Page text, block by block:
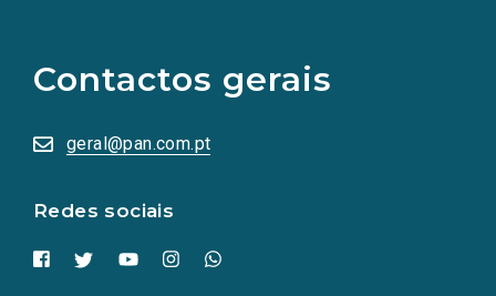
Contactos gerais
geral@pan.com.pt
Redes sociais
redes
sociais
numa
nova